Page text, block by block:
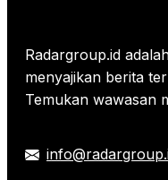
Radargroup.id
menyajikan berita
Temukan wawasan